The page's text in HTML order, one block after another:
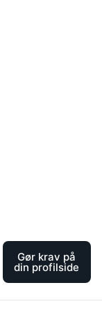
Gør krav på
din profilside